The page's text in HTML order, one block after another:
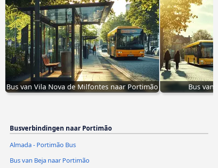
Bus van Vila Nova de Milfontes naar Portimão Bus van
Busverbindingen naar Portimão
Almada - Portimão Bus
Bus van Beja naar Portimão